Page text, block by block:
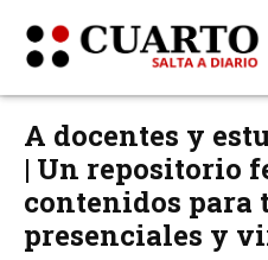
A docentes y
| Un repositorio
contenidos para
presenciales y